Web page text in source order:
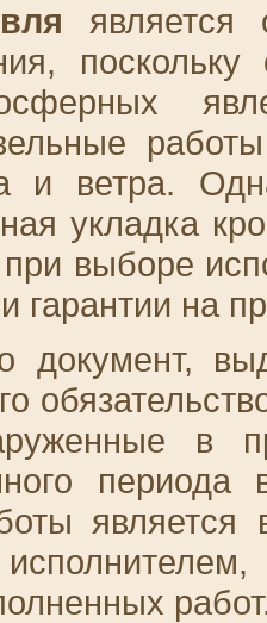
и ветра.
укладка
выборе
гарантии на
документ,
в